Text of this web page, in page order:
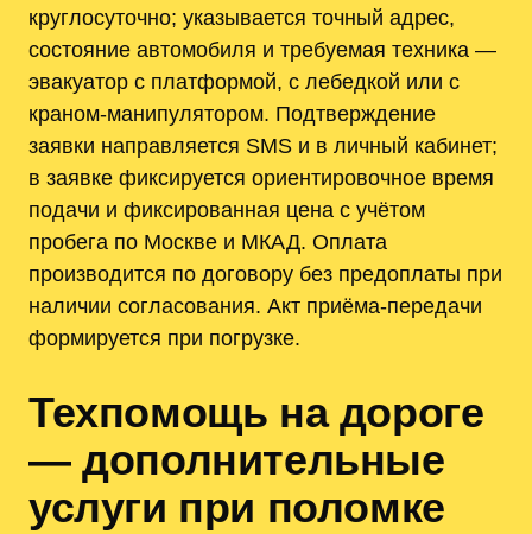
круглосуточно; указывается точный адрес,
состояние автомобиля и требуемая техника —
эвакуатор с платформой, с лебедкой или с
краном-манипулятором. Подтверждение
заявки направляется SMS и в личный кабинет;
в заявке фиксируется ориентировочное время
подачи и фиксированная цена с учётом
пробега по Москве и МКАД. Оплата
производится по договору без предоплаты при
наличии согласования. Акт приёма-передачи
формируется при погрузке.
Техпомощь на дороге
— дополнительные
услуги при поломке